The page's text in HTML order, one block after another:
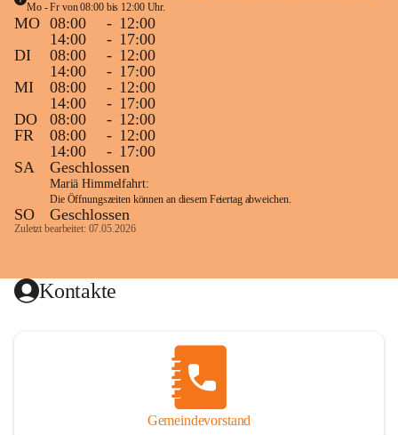
Mo - Fr von 08:00 bis 12:00 Uhr.
MO 08:00 - 12:00
14:00
- 17:00
DI
08:00 - 12:00
14:00
- 17:00
MI
08:00 - 12:00
14:00
- 17:00
DO
08:00 - 12:00
FR
08:00 - 12:00
14:00
- 17:00
SA
Geschlossen
Mariä Himmelfahrt:
Die Öffnungszeiten können an diesem Feiertag abweichen.
SO Geschlossen
Zuletzt bearbeitet: 07.05.2026
Kontakte
Gemeindevorstand